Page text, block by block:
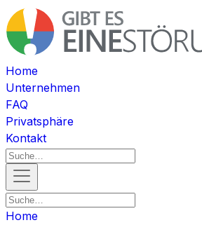
Home
Unternehmen
FAQ
Privatsphäre
Kontakt
Home